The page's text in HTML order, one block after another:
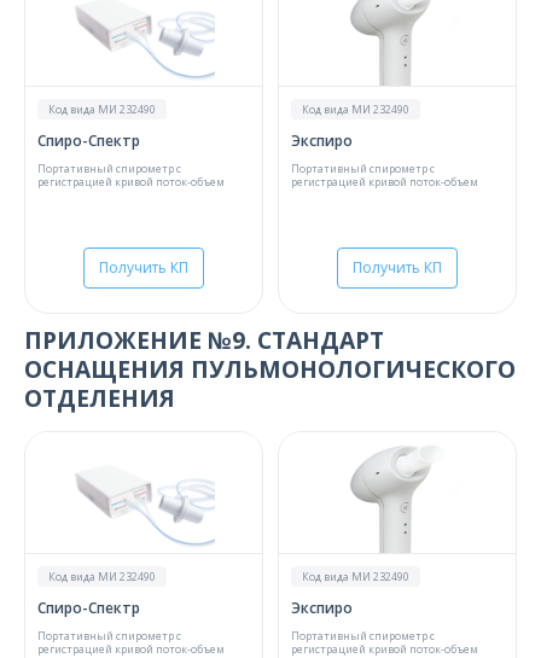
Код вида МИ 232490
Спиро-Спектр
Портативный спирометр с
регистрацией кривой поток-объем
Получить КП
Код вида МИ 232490
Экспиро
Портативный спирометр с
регистрацией кривой поток-объем
Получить КП
ПРИЛОЖЕНИЕ №9. СТАНДАРТ
ОСНАЩЕНИЯ ПУЛЬМОНОЛОГИЧЕСКОГО
ОТДЕЛЕНИЯ
Код вида МИ 232490
Спиро-Спектр
Портативный спирометр с
регистрацией кривой поток-объем
Код вида МИ 232490
Экспиро
Портативный спирометр с
регистрацией кривой поток-объем